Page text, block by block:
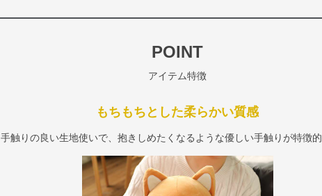
POINT
アイテム特徴
もちもちとした柔らかい質感
手触りの良い生地使いで、抱きしめたくなるような優しい手触りが特徴的